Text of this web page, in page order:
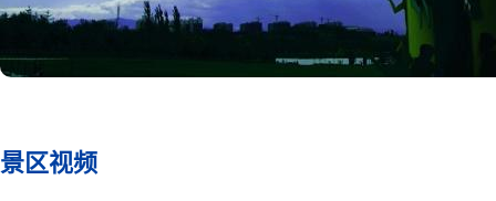
景区视频